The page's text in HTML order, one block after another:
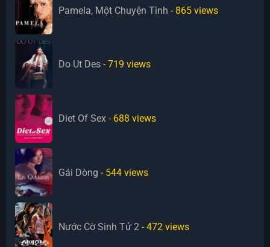
Pamela, Một Chuyện Tình - 865 views
Do Ut Des - 719 views
Diet Of Sex - 688 views
Gái Dòng - 544 views
Nước Cờ Sinh Tử 2 - 472 views